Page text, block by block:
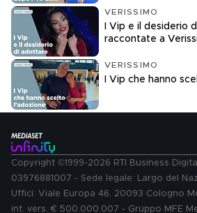
VERISSIMO
I Vip e il desiderio
raccontate a
VERISSIMO
I Vip che hanno
Copyright ©1999-2026 RTI Business
03976881007 - Sede legale: Largo del
Uffici: Viale Europa 46, 20093 Cologno
int. vers. € 500.000.007 - Gruppo MFE